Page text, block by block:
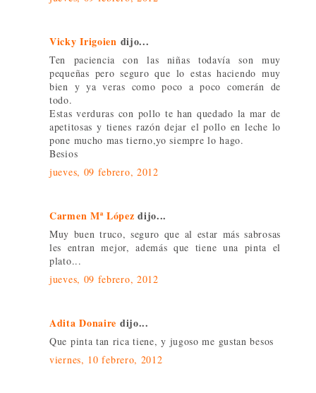
Vicky Irigoien dijo...
Ten paciencia con las niñas todavía son muy
pequeñas pero seguro que lo estas haciendo muy
bien y ya veras como poco a poco comerán de
todo.
Estas verduras con pollo te han quedado la mar de
apetitosas y tienes razón dejar el pollo en leche lo
pone mucho mas tierno,yo siempre lo hago.
Besios
jueves, 09 febrero, 2012
Carmen Mª López dijo...
Muy buen truco, seguro que al estar más sabrosas
les entran mejor, además que tiene una pinta el
plato...
jueves, 09 febrero, 2012
Adita Donaire dijo...
Que pinta tan rica tiene, y jugoso me gustan besos
viernes, 10 febrero, 2012